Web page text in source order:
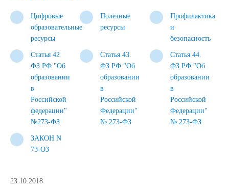
Цифровые
образовательные
ресурсы
Полезные
ресурсы
Профилактика
и
безопасность
Статья 42
ФЗ РФ "Об
образовании
в
Российской
федерации"
№273-ФЗ
Статья 43.
ФЗ РФ "Об
образовании
в
Российской
Федерации"
№ 273-ФЗ
Статья 44.
ФЗ РФ "Об
образовании
в
Российской
Федерации"
№ 273-ФЗ
ЗАКОН N
73-ОЗ
23.10.2018